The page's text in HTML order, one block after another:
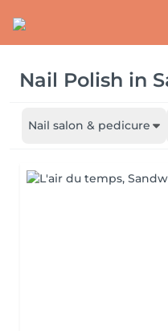
Nail Polish in
Nail salon & pedicure